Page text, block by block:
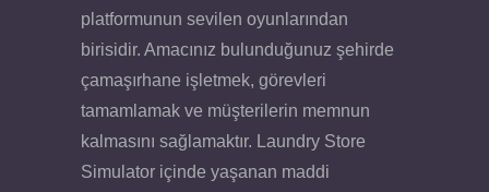
platformunun sevilen oyunlarından
birisidir. Amacınız bulunduğunuz şehirde
çamaşırhane işletmek, görevleri
tamamlamak ve müşterilerin memnun
kalmasını sağlamaktır. Laundry Store
Simulator içinde yaşanan maddi